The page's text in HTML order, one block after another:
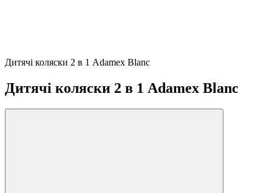
Дитячі коляски 2 в 1 Adamex Blanc
Дитячі коляски 2 в 1 Adamex Blanc